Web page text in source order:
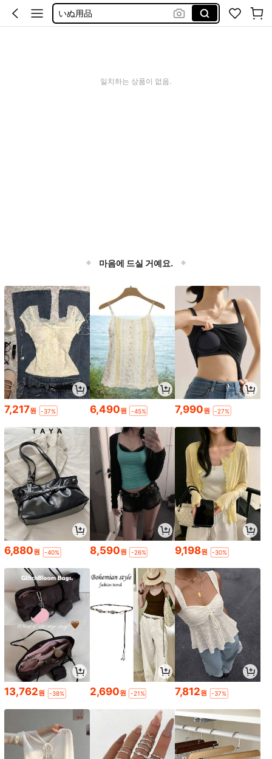
いぬ用品
dog bed
일치하는 상품이 없음.
마음에 드실 거예요.
7,217원 -37% 6,490원 -45% 7,990원 -27%
6,880원 -40% 8,590원 -26% 9,198원 -30%
13,762원 -38% 2,690원 -21% 7,812원 -37%